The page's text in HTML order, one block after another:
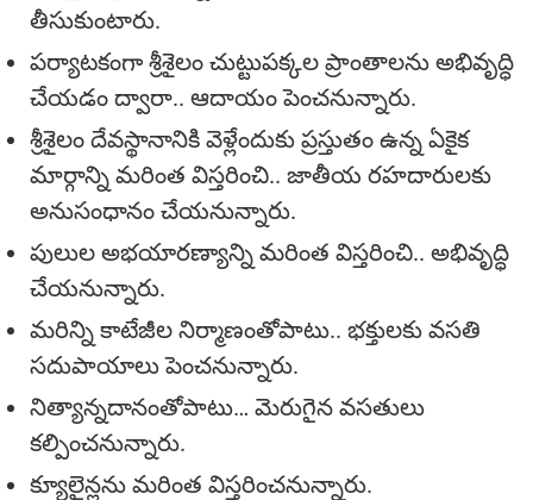
తీసుకుంటారు.
ప‌ర్యాట‌కంగా శ్రీశైలం చుట్టుప‌క్క‌ల ప్రాంతాల‌ను అభివృద్ధి
చేయ‌డం ద్వారా.. ఆదాయం పెంచ‌నున్నారు.
శ్రీశైలం దేవ‌స్థానానికి వెళ్లేందుకు ప్ర‌స్తుతం ఉన్న ఏకైక
మార్గాన్ని మ‌రింత విస్త‌రించి.. జాతీయ ర‌హ‌దారుల‌కు
అనుసంధానం చేయ‌నున్నారు.
పులుల అభ‌యార‌ణ్యాన్ని మ‌రింత విస్త‌రించి.. అభివృద్ధి
చేయ‌నున్నారు.
మ‌రిన్ని కాటేజీల నిర్మాణంతోపాటు.. భ‌క్తుల‌కు వ‌స‌తి
స‌దుపాయాలు పెంచ‌నున్నారు.
నిత్యాన్న‌దానంతోపాటు… మెరుగైన వ‌స‌తులు
క‌ల్పించ‌నున్నారు.
క్యూలైన్ల‌ను మ‌రింత విస్త‌రించ‌నున్నారు.